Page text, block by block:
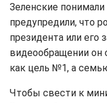
Зеленские
предупредили, что
президента или его
видеообращении он
как цель №1, а
Чтобы свести к